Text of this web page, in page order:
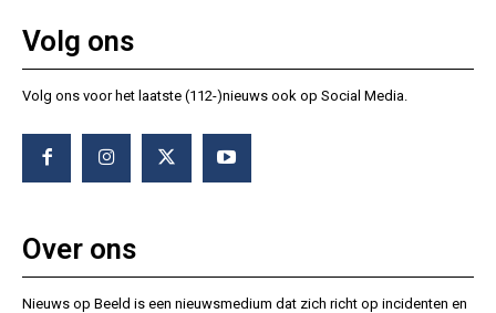
Volg ons
Volg ons voor het laatste (112-)nieuws ook op Social Media.
Over ons
Nieuws op Beeld is een nieuwsmedium dat zich richt op incidenten en